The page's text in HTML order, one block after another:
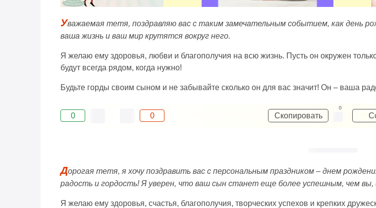
Уважаемая тетя, поздравляю вас с таким замечательным событием, как день
ваша жизнь и ваш мир крутятся вокруг него.
Я желаю ему здоровья, любви и благополучия на всю жизнь. Пусть он окружен
будут всегда рядом, когда нужно!
Будьте горды своим сыном и не забывайте сколько он для вас значит! Он – ваша
0 0 Скопировать
0
Дорогая тетя, я хочу поздравить вас с персональным праздником – днем
радость и гордость! Я уверен, что ваш сын станет еще более успешным, чем вы,
Я желаю ему здоровья, счастья, благополучия, творческих успехов и крепких